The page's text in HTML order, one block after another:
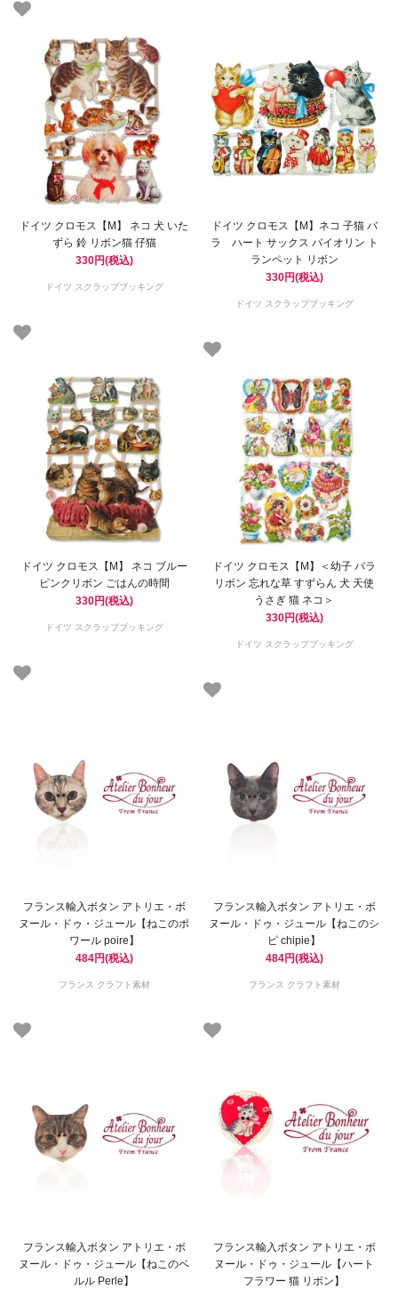
ドイツ クロモス【M】 ネコ 犬 いた
ずら 鈴 リボン猫 仔猫
330円(税込)
ドイツ スクラップブッキング
ドイツ クロモス【M】ネコ 子猫 バ
ラ ハート サックス バイオリン ト
ランペット リボン
330円(税込)
ドイツ スクラップブッキング
ドイツ クロモス【M】 ネコ ブルー
ピンクリボン ごはんの時間
330円(税込)
ドイツ スクラップブッキング
ドイツ クロモス【M】＜幼子 バラ
リボン 忘れな草 すずらん 犬 天使
うさぎ 猫 ネコ＞
330円(税込)
ドイツ スクラップブッキング
フランス輸入ボタン アトリエ・ボ
ヌール・ドゥ・ジュール【ねこのポ
ワール poire】
484円(税込)
フランス クラフト素材
フランス輸入ボタン アトリエ・ボ
ヌール・ドゥ・ジュール【ねこのシ
ピ chipie】
484円(税込)
フランス クラフト素材
フランス輸入ボタン アトリエ・ボ
ヌール・ドゥ・ジュール【ねこのペ
ルル Perle】
フランス輸入ボタン アトリエ・ボ
ヌール・ドゥ・ジュール【ハート
フラワー 猫 リボン】